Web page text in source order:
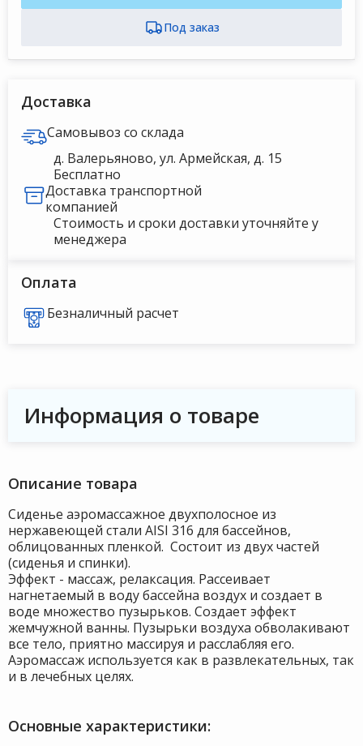
Доставка
Самовывоз со склада
д. Валерьяново, ул. Армейская, д. 15
Бесплатно
Доставка транспортной
компанией
Стоимость и сроки доставки уточняйте у
менеджера
Оплата
Безналичный расчет
Информация о товаре
Описание товара
Сиденье аэромассажное двухполосное из
нержавеющей стали AISI 316 для бассейнов,
облицованных пленкой. Состоит из двух частей
(сиденья и спинки).
Эффект - массаж, релаксация. Рассеивает
нагнетаемый в воду бассейна воздух и создает в
воде множество пузырьков. Создает эффект
жемчужной ванны. Пузырьки воздуха обволакивают
все тело, приятно массируя и расслабляя его.
Аэромассаж используется как в развлекательных, так
и в лечебных целях.
Основные характеристики: